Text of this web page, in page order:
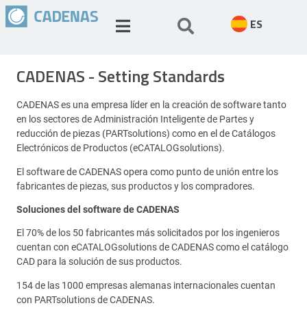
ES
CADENAS - Setting Standards
CADENAS es una empresa líder en la creación de software tanto
en los sectores de Administración Inteligente de Partes y
reducción de piezas (PARTsolutions) como en el de Catálogos
Electrónicos de Productos (eCATALOGsolutions).
El software de CADENAS opera como punto de unión entre los
fabricantes de piezas, sus productos y los compradores.
Soluciones del software de CADENAS
El 70% de los 50 fabricantes más solicitados por los ingenieros
cuentan con eCATALOGsolutions de CADENAS como el catálogo
CAD para la solución de sus productos.
154 de las 1000 empresas alemanas internacionales cuentan
con PARTsolutions de CADENAS.